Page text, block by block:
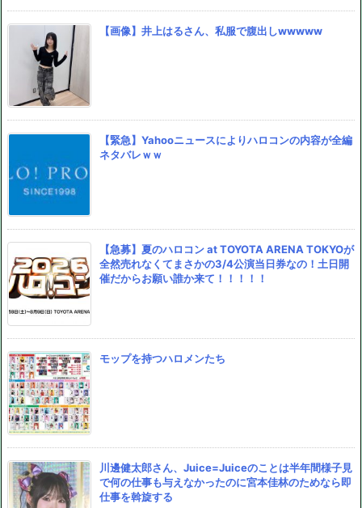
【画像】井上はるさん、私服で腹出しwwwww
【緊急】Yahooニュースによりハロコンの内容が全編
ネタバレｗｗ
【急募】夏のハロコン at TOYOTA ARENA TOKYOが
全然売れなくてまさかの3/4公演当日券なの！土日開
催だからお願い誰か来て！！！！！
モップを持つハロメンたち
川邊健太郎さん、Juice=Juiceのことは半年間様子見
で何の仕事も与えなかったのに宮本佳林のためなら即
仕事を斡旋する